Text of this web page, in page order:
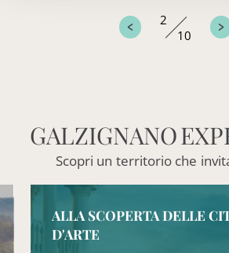
2
10
GALZIGNANO
Scopri un territorio che
ALLA SCOPERTA DELLE
D'ARTE